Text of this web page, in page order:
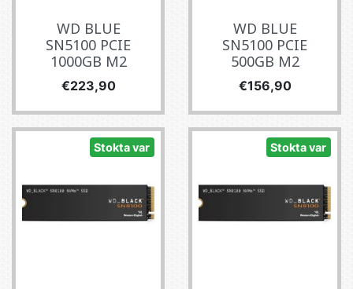
WD BLUE
SN5100 PCIE
1000GB M2
Fiyat
€223,90
WD BLUE
SN5100 PCIE
500GB M2
Fiyat
€156,90
Stokta var Stokta var